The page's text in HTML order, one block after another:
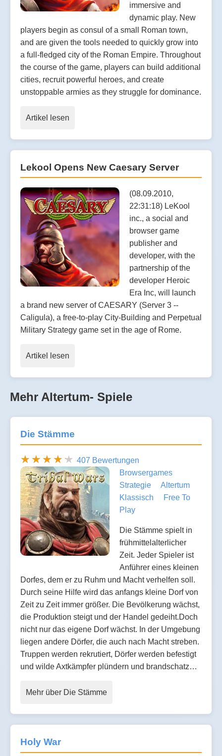
immersive and
dynamic play. New
players begin as consul of a small Roman town,
and are given the tools needed to quickly grow into
a full-fledged city of the Roman Empire. Throughout
the course of the game, players can build additional
cities, recruit powerful heroes, and create
unstoppable armies as they struggle for dominance.
Artikel lesen
Lekool Opens New Caesary Server
(08.09.2010,
22:31:18) LeKool
inc., a social and
browser game
publisher and
developer, with the
partnership of the
developer Heroic
Era Inc, will launch
a brand new server of CAESARY (Server 3 --
Caligula), a free-to-play City-Building and Perpetual
Military Strategy game set in the age of Rome.
Artikel lesen
Mehr Altertum- Spiele
Die Stämme
407 Bewertungen
Browsergames
Strategie
Altertum
Klassisch
Free To
Play
Die Stämme spielt in
frühmittelalterlicher
Zeit. Jeder Spieler ist
Anführer eines kleinen
Dorfes, dem er zu Ruhm und Macht verhelfen soll.
Durch seine Hilfe wird das anfangs kleine Dorf von
Zeit zu Zeit immer größer. Die Bevölkerung wächst,
die Produktion steigt und der Handel gedeiht.Doch
nicht nur das eigene Dorf wächst. In der Umgebung
liegen andere Dörfer, die auch nach Macht streben.
Truppen werden rekrutiert, Dörfer werden befestigt
und wilde Axtkämpfer plündern und brandschatz…
Mehr über Die Stämme
Holy War